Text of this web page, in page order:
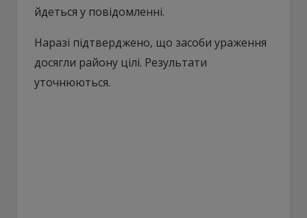
йдеться у повідомленні.
Наразі підтверджено, що засоби ураження
досягли району цілі. Результати
уточнюються.